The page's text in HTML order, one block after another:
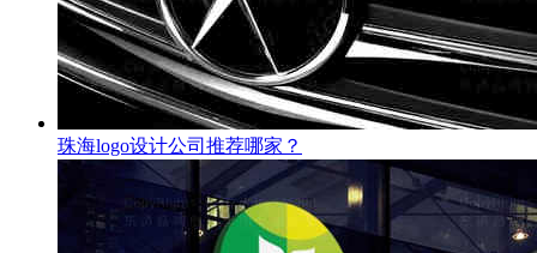
珠海logo设计公司推荐哪家？